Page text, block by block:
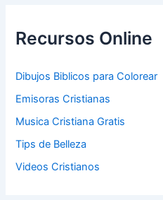
Recursos Online
Dibujos Biblicos para Colorear
Emisoras Cristianas
Musica Cristiana Gratis
Tips de Belleza
Videos Cristianos